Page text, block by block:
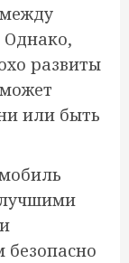
развиты
или быть
лучшими
безопасно